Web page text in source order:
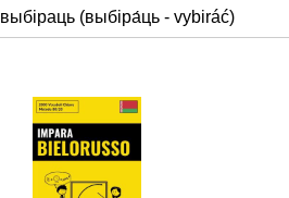
выбіраць (выбіра́ць - vybiráć)